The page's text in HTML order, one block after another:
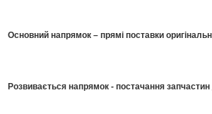
Основний напрямок – прямі поставки
Розвивається напрямок - постачання